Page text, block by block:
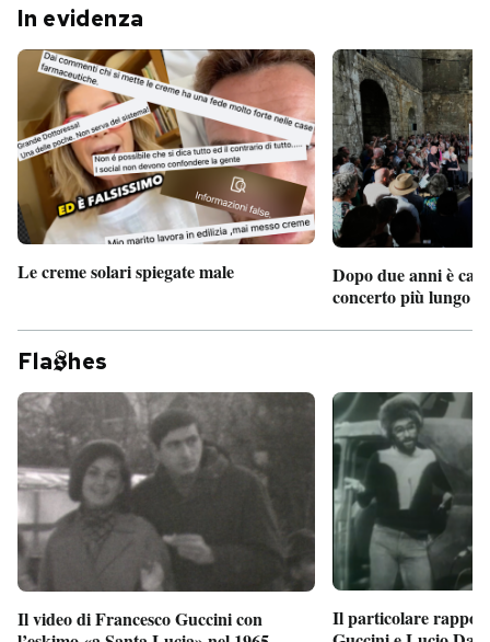
In evidenza
Le creme solari spiegate male
Dopo due anni è
concerto più lungo
Fla hes
Il video di Francesco Guccini con
Il particolare